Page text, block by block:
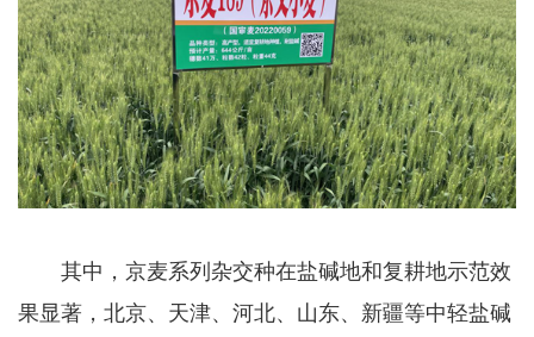
其中，京麦系列杂交种在盐碱地和复耕地示范效
果显著，北京、天津、河北、山东、新疆等中轻盐碱